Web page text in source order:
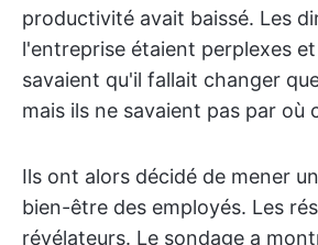
productivité avait baissé. Les
l'entreprise étaient perplexes
savaient qu'il fallait changer
mais ils ne savaient pas par où
Ils ont alors décidé de mener
bien-être des employés. Les
révélateurs. Le sondage a